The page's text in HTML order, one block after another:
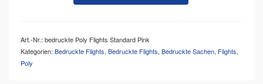
Art.-Nr.: bedruckte Poly Flights Standard Pink
Kategorien: Bedruckte Flights, Bedruckte Flights, Bedruckte Sachen, Flights,
Poly